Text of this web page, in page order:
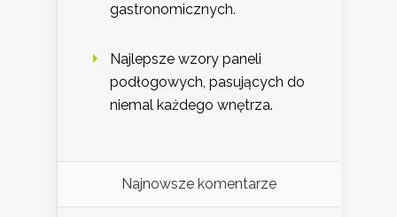
gastronomicznych.
Najlepsze wzory paneli
podłogowych, pasujących do
niemal każdego wnętrza.
Najnowsze komentarze